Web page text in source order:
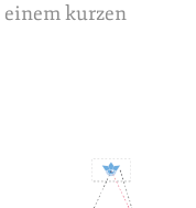
kurzen